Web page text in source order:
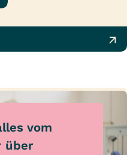
vom
über